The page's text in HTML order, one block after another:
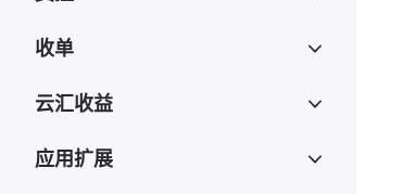
收单
云汇收益
应用扩展